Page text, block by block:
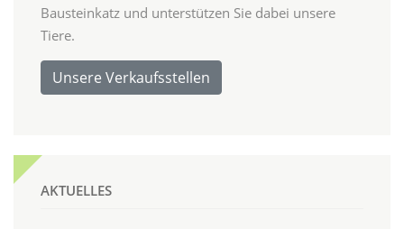
Bausteinkatz und unterstützen Sie dabei unsere
Tiere.
Unsere Verkaufsstellen
AKTUELLES